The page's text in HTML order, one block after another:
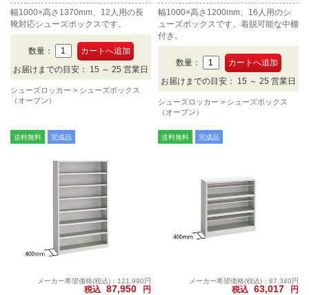
幅1000×高さ1370mm、12人用の長
靴対応シューズボックスです。
数量：
お届けまでの目安： 15 ～ 25 営業日
シューズロッカー
シューズボックス
（オープン）
幅1000×高さ1200mm、16人用のシ
ューズボックスです。着脱可能な中棚
付き。
数量：
お届けまでの目安： 15 ～ 25 営業日
シューズロッカー
シューズボックス
（オープン）
送料無料 完成品
メーカー希望価格(税込)：121,990円
税込 87,950
円
送料無料 完成品
メーカー希望価格(税込)：87,340円
税込 63,017
円